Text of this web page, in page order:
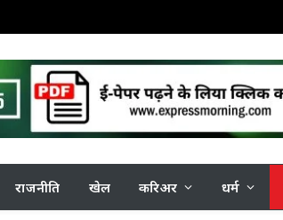
राजनीति खेल करिअर धर्म